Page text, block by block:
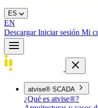
ES
EN
DescargarIniciar sesión Mi
atvise® SCADA
¿Qué es atvise®?